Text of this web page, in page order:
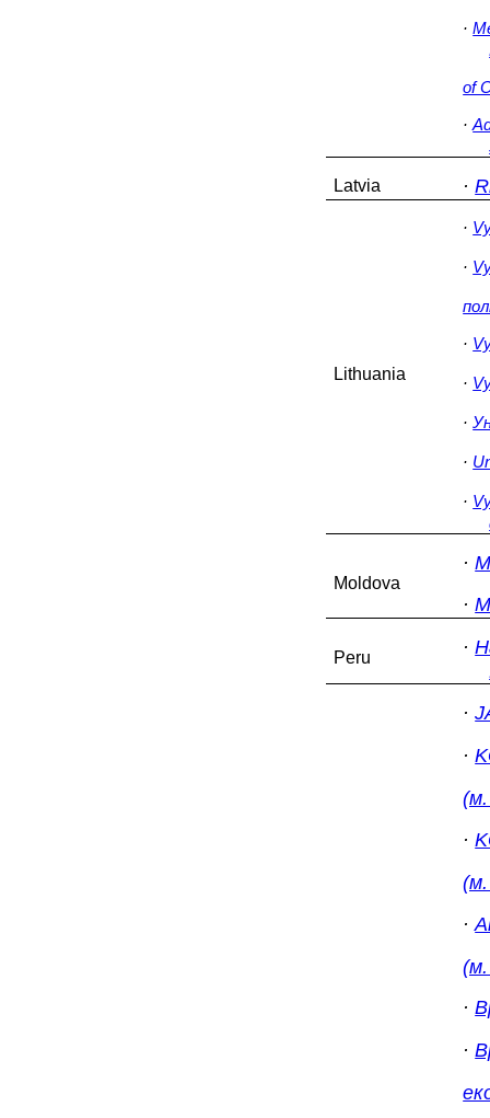
·
of
·
Latvia ·
Lithuania
·
·
·
·
·
·
·
Moldova
·
·
Peru ·
·
·
(м.
·
·
·
·